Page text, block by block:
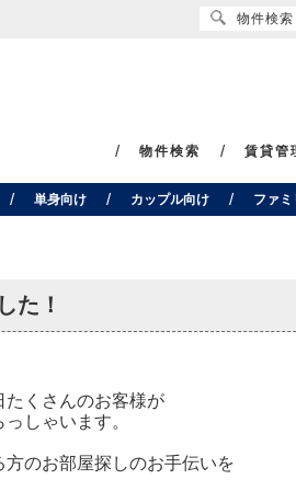
物件検索 賃貸管
単身向け カップル向け ファ
た！
たくさんのお客様が
しゃいます。
のお部屋探しのお手伝いを
物件検索